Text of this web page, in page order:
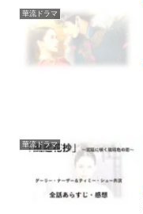
華流ドラマ
華流ドラマ